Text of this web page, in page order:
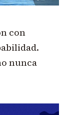
con
nunca